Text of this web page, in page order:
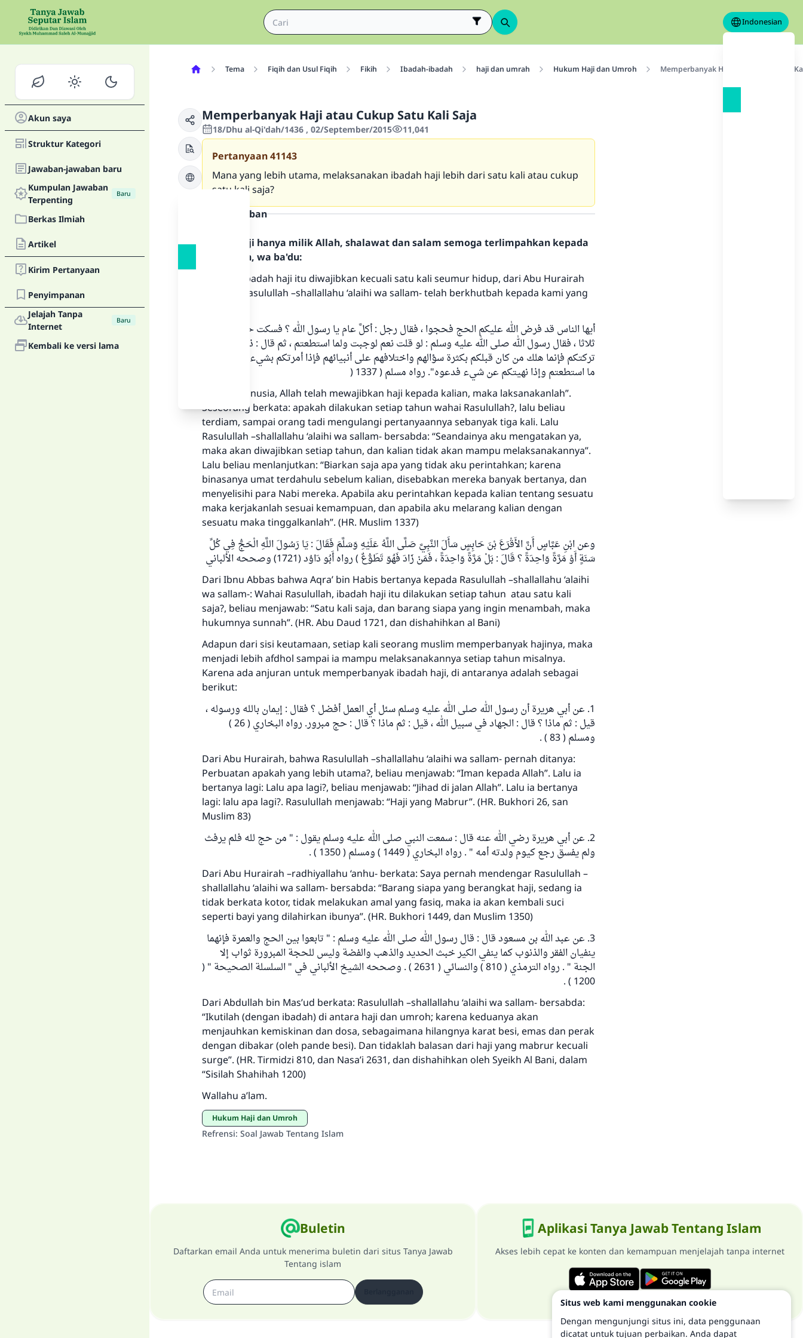
Indonesian
Akun saya
Struktur Kategori
Jawaban-jawaban baru
Kumpulan Jawaban
Terpenting
Baru
Berkas Ilmiah
Artikel
Kirim Pertanyaan
Penyimpanan
Jelajah Tanpa
Internet
Baru
Kembali ke versi lama
Tema Fiqih dan Usul Fiqih Fikih Ibadah-ibadah haji dan umrah Hukum Haji dan Umroh Memperbanyak Haji atau Cukup Satu
Memperbanyak Haji atau Cukup Satu Kali Saja
18/Dhu al-Qi'dah/1436 , 02/September/2015 11,041
Pertanyaan41143
Mana yang lebih utama, melaksanakan ibadah haji lebih dari satu kali atau cukup
satu kali saja?
Teks Jawaban
Segala puji hanya milik Allah, shalawat dan salam semoga terlimpahkan kepada
Rasulullah, wa ba'du:
Tidaklah ibadah haji itu diwajibkan kecuali satu kali seumur hidup, dari Abu Hurairah
berkata: Rasulullah –shallallahu ‘alaihi wa sallam- telah berkhutbah kepada kami yang
أيها الناس قد فرض الله عليكم الحج فحجوا ، فقال رجل : أكلَّ عام يا رسول الله ؟ فسكت حتى قالها
ثلاثا ، فقال رسول الله صلى الله عليه وسلم : لو قلت نعم لوجبت ولما استطعتم ، ثم قال : ذروني ما
تركتكم فإنما هلك من كان قبلكم بكثرة سؤالهم واختلافهم على أنبيائهم فإذا أمرتكم بشيء فأتوا منه
ما استطعتم وإذا نهيتكم عن شيء فدعوه". رواه مسلم ( 1337 (
“Wahai manusia, Allah telah mewajibkan haji kepada kalian, maka laksanakanlah”.
Seseorang berkata: apakah dilakukan setiap tahun wahai Rasulullah?, lalu beliau
terdiam, sampai orang tadi mengulangi pertanyaannya sebanyak tiga kali. Lalu
Rasulullah –shallallahu ‘alaihi wa sallam- bersabda: “Seandainya aku mengatakan ya,
maka akan diwajibkan setiap tahun, dan kalian tidak akan mampu melaksanakannya”.
Lalu beliau menlanjutkan: “Biarkan saja apa yang tidak aku perintahkan; karena
binasanya umat terdahulu sebelum kalian, disebabkan mereka banyak bertanya, dan
menyelisihi para Nabi mereka. Apabila aku perintahkan kepada kalian tentang sesuatu
maka kerjakanlah sesuai kemampuan, dan apabila aku melarang kalian dengan
sesuatu maka tinggalkanlah”. (HR. Muslim 1337)
وعن ابْنِ عَبَّاسٍ أَنَّ الأَقْرَعَ بْنَ حَابِسٍ سَأَلَ النَّبِيَّ صَلَّى اللَّهُ عَلَيْهِ وَسَلَّمَ فَقَالَ : يَا رَسُولَ اللَّهِ الْحَجُّ فِي كُلِّ
سَنَةٍ أَوْ مَرَّةً وَاحِدَةً ؟ قَالَ : بَلْ مَرَّةً وَاحِدَةً ، فَمَنْ زَادَ فَهُوَ تَطَوُّعٌ ) رواه أَبُو دَاوُد (1721) وصححه الألباني
Dari Ibnu Abbas bahwa Aqra’ bin Habis bertanya kepada Rasulullah –shallallahu ‘alaihi
wa sallam-: Wahai Rasulullah, ibadah haji itu dilakukan setiap tahun atau satu kali
saja?, beliau menjawab: “Satu kali saja, dan barang siapa yang ingin menambah, maka
hukumnya sunnah”. (HR. Abu Daud 1721, dan dishahihkan al Bani)
Adapun dari sisi keutamaan, setiap kali seorang muslim memperbanyak hajinya, maka
menjadi lebih afdhol sampai ia mampu melaksanakannya setiap tahun misalnya.
Karena ada anjuran untuk memperbanyak ibadah haji, di antaranya adalah sebagai
berikut:
1. عن أبي هريرة أن رسول الله صلى الله عليه وسلم سئل أي العمل أفضل ؟ فقال : إيمان بالله ورسوله ،
قيل : ثم ماذا ؟ قال : الجهاد في سبيل الله ، قيل : ثم ماذا ؟ قال : حج مبرور. رواه البخاري ( 26 )
ومسلم ( 83 ) .
Dari Abu Hurairah, bahwa Rasulullah –shallallahu ‘alaihi wa sallam- pernah ditanya:
Perbuatan apakah yang lebih utama?, beliau menjawab: “Iman kepada Allah”. Lalu ia
bertanya lagi: Lalu apa lagi?, beliau menjawab: “Jihad di jalan Allah”. Lalu ia bertanya
lagi: lalu apa lagi?. Rasulullah menjawab: “Haji yang Mabrur”. (HR. Bukhori 26, san
Muslim 83)
2. عن أبي هريرة رضي الله عنه قال : سمعت النبي صلى الله عليه وسلم يقول : " من حج لله فلم يرفث
ولم يفسق رجع كيوم ولدته أمه " . رواه البخاري ( 1449 ) ومسلم ( 1350 ) .
Dari Abu Hurairah –radhiyallahu ‘anhu- berkata: Saya pernah mendengar Rasulullah –
shallallahu ‘alaihi wa sallam- bersabda: “Barang siapa yang berangkat haji, sedang ia
tidak berkata kotor, tidak melakukan amal yang fasiq, maka ia akan kembali suci
seperti bayi yang dilahirkan ibunya”. (HR. Bukhori 1449, dan Muslim 1350)
3. عن عبد الله بن مسعود قال : قال رسول الله صلى الله عليه وسلم : " تابعوا بين الحج والعمرة فإنهما
ينفيان الفقر والذنوب كما ينفي الكير خبث الحديد والذهب والفضة وليس للحجة المبرورة ثواب إلا
الجنة " . رواه الترمذي ( 810 ) والنسائي ( 2631 ) . وصححه الشيخ الألباني في " السلسلة الصحيحة " (
1200 ) .
Dari Abdullah bin Mas’ud berkata: Rasulullah –shallallahu ‘alaihi wa sallam- bersabda:
“Ikutilah (dengan ibadah) di antara haji dan umroh; karena keduanya akan
menjauhkan kemiskinan dan dosa, sebagaimana hilangnya karat besi, emas dan perak
dengan dibakar (oleh pande besi). Dan tidaklah balasan dari haji yang mabrur kecuali
surge”. (HR. Tirmidzi 810, dan Nasa’i 2631, dan dishahihkan oleh Syeikh Al Bani, dalam
“Sisilah Shahihah 1200)
Wallahu a’lam.
Hukum Haji dan Umroh
Refrensi: Soal Jawab Tentang Islam
Buletin
Daftarkan email Anda untuk menerima buletin dari situs Tanya Jawab
Tentang islam
Aplikasi Tanya Jawab Tentang Islam
Akses lebih cepat ke konten dan kemampuan menjelajah tanpa internet
Jawaban no. 110845 menyelamatkan
pernikahan.
Bantu kami dalam memberikan jawaban untuk umat
"Siapa yang menunjukkan suatu kebaikan, meka dia akan
mendapatkan pahala yang sama dengan orang yang
melakukannya"
Saham
Situs web kami menggunakan cookie
Dengan mengunjungi situs ini, data penggunaan
dicatat untuk tujuan perbaikan. Anda dapat